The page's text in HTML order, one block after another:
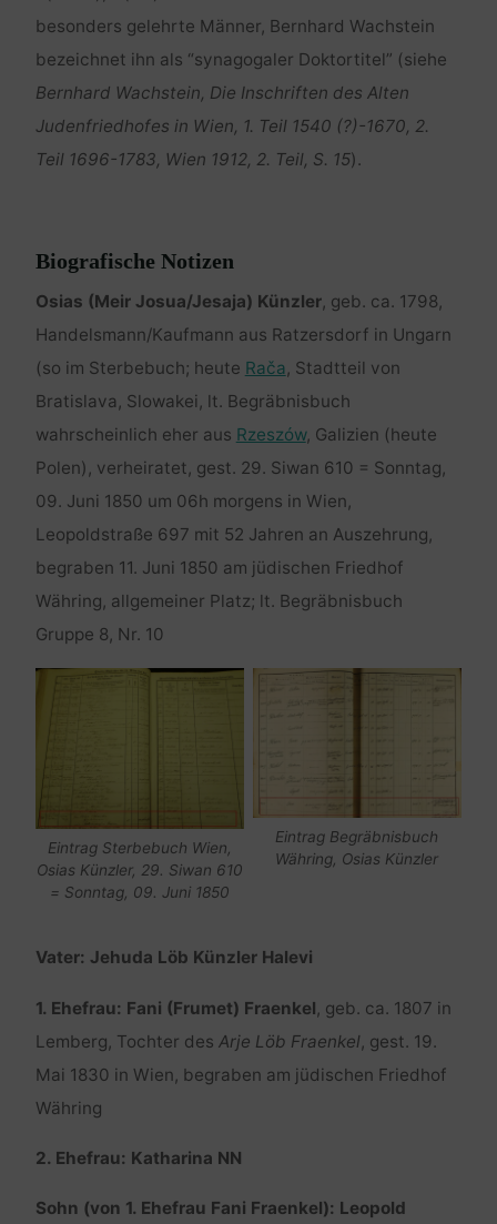
besonders gelehrte Männer, Bernhard Wachstein
bezeichnet ihn als “synagogaler Doktortitel” (siehe
Bernhard Wachstein, Die Inschriften des Alten
Judenfriedhofes in Wien, 1. Teil 1540 (?)-1670, 2.
Teil 1696-1783, Wien 1912, 2. Teil, S. 15).
Biografische Notizen
Osias (Meir Josua/Jesaja) Künzler, geb. ca. 1798,
Handelsmann/Kaufmann aus Ratzersdorf in Ungarn
(so im Sterbebuch; heute Rača, Stadtteil von
Bratislava, Slowakei, lt. Begräbnisbuch
wahrscheinlich eher aus Rzeszów, Galizien (heute
Polen), verheiratet, gest. 29. Siwan 610 = Sonntag,
09. Juni 1850 um 06h morgens in Wien,
Leopoldstraße 697 mit 52 Jahren an Auszehrung,
begraben 11. Juni 1850 am jüdischen Friedhof
Währing, allgemeiner Platz; lt. Begräbnisbuch
Gruppe 8, Nr. 10
Eintrag Sterbebuch Wien,
Osias Künzler, 29. Siwan 610
= Sonntag, 09. Juni 1850
Eintrag Begräbnisbuch
Währing, Osias Künzler
Vater: Jehuda Löb Künzler Halevi
1. Ehefrau: Fani (Frumet) Fraenkel, geb. ca. 1807 in
Lemberg, Tochter des Arje Löb Fraenkel, gest. 19.
Mai 1830 in Wien, begraben am jüdischen Friedhof
Währing
2. Ehefrau: Katharina NN
Sohn (von 1. Ehefrau Fani Fraenkel): Leopold